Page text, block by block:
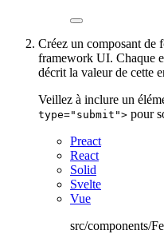
Créez un composant de
framework UI. Chaque
décrit la valeur de cette
Veillez à inclure un
type="submit"> pour
Preact
React
Solid
Svelte
Vue
src/components/